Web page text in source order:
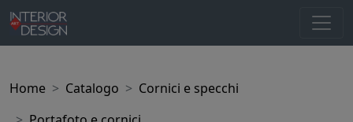
Home Catalogo
Cornici e specchi